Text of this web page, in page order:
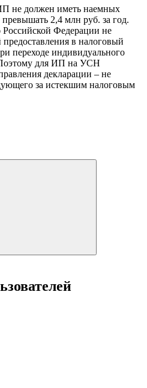
не должен иметь наемных
превышать 2,4 млн руб. за год.
Российской Федерации не
предоставления в налоговый
переходе индивидуального
для ИП на УСН
декларации – не
за истекшим налоговым